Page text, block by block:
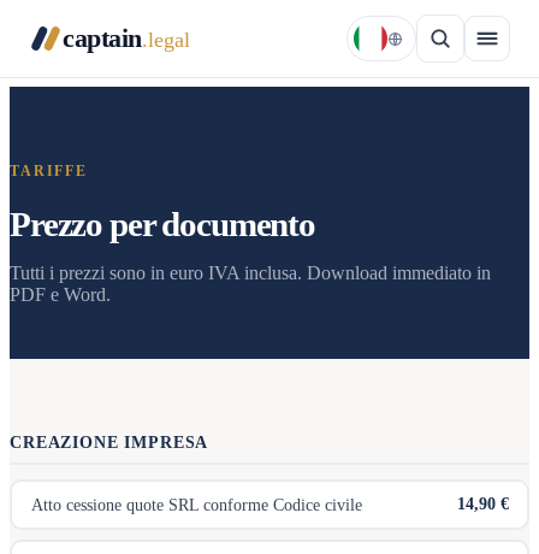
captain.legal
TARIFFE
Prezzo per documento
Tutti i prezzi sono in euro IVA inclusa. Download immediato in
PDF e Word.
CREAZIONE IMPRESA
Atto cessione quote SRL conforme Codice civile 14,90 €